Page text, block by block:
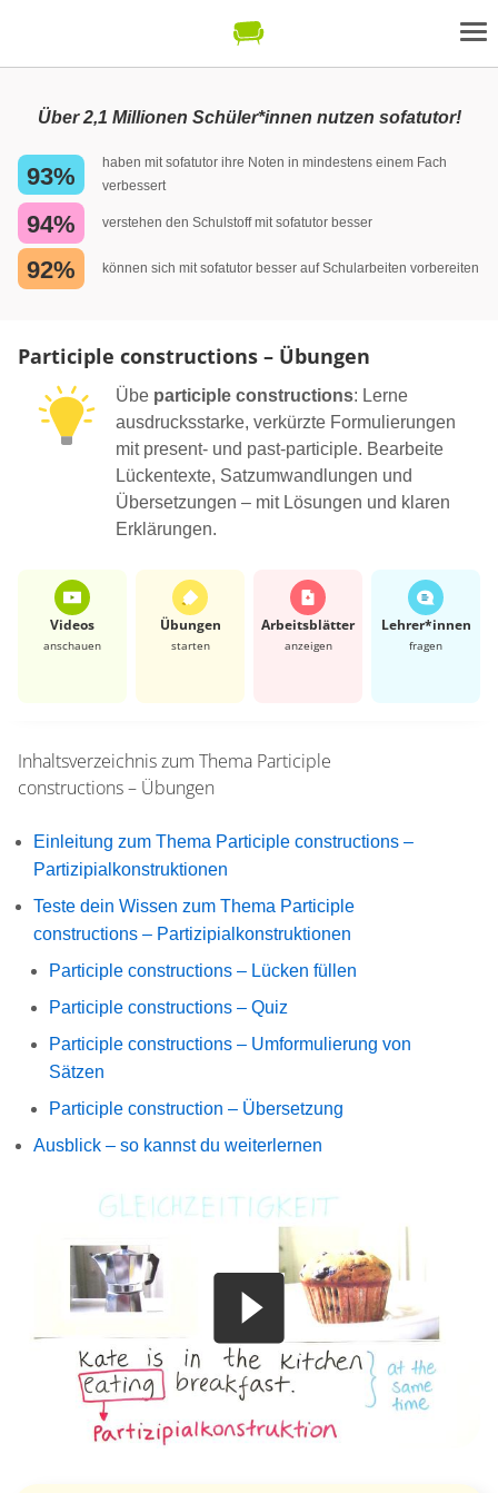
Über 2,1 Millionen Schüler*innen nutzen sofatutor!
93%
haben mit sofatutor ihre Noten in mindestens einem Fach
verbessert
94% verstehen den Schulstoff mit sofatutor besser
92% können sich mit sofatutor besser auf Schularbeiten vorbereiten
Participle constructions – Übungen
Übe participle constructions: Lerne
ausdrucksstarke, verkürzte Formulierungen
mit present‑ und past‑participle. Bearbeite
Lückentexte, Satzumwandlungen und
Übersetzungen – mit Lösungen und klaren
Erklärungen.
Videos
anschauen
Übungen
starten
Arbeits­blätter
anzeigen
Lehrer*​innen
fragen
Inhaltsverzeichnis zum Thema Participle
constructions – Übungen
Einleitung zum Thema Participle constructions –
Partizipialkonstruktionen
Teste dein Wissen zum Thema Participle
constructions – Partizipialkonstruktionen
Participle constructions – Lücken füllen
Participle constructions – Quiz
Participle constructions – Umformulierung von
Sätzen
Participle construction – Übersetzung
Ausblick – so kannst du weiterlernen